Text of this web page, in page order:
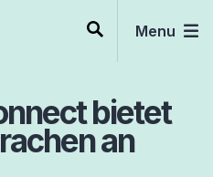
Menu
bietet
an